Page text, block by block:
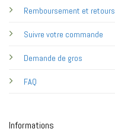
Remboursement et retours
Suivre votre commande
Demande de gros
FAQ
Informations